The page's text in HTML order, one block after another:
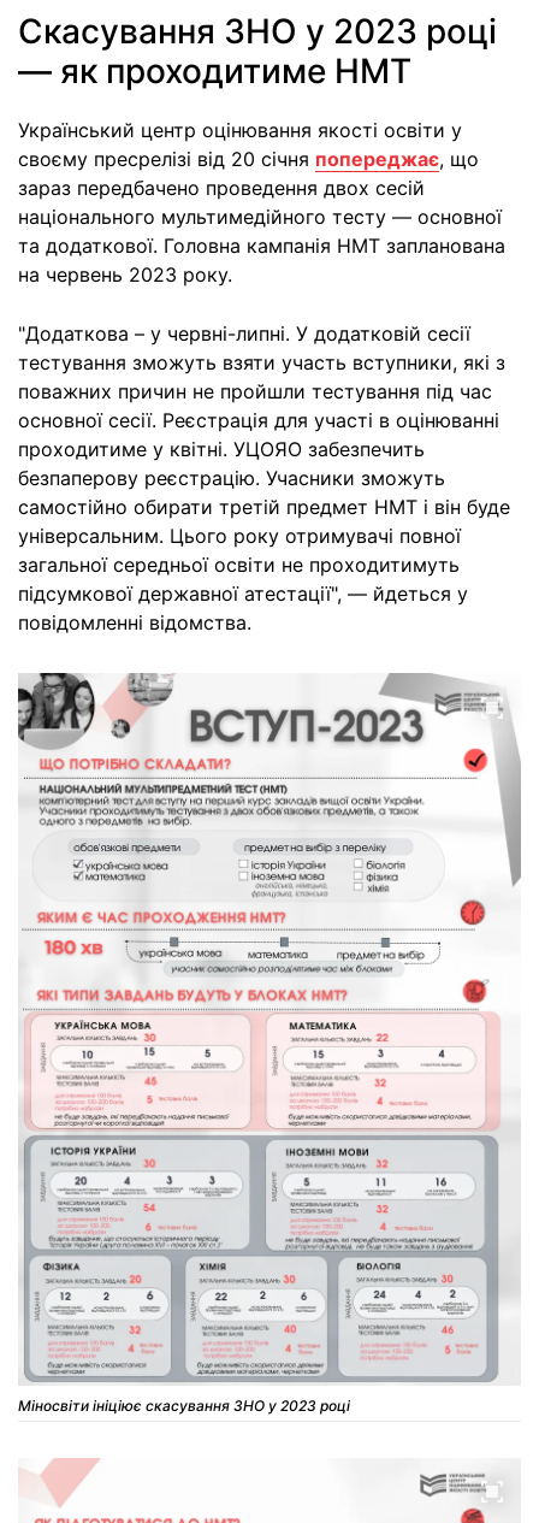
Скасування ЗНО у 2023 році
— як проходитиме НМТ
Український центр оцінювання якості освіти у
своєму пресрелізі від 20 січня попереджає, що
зараз передбачено проведення двох сесій
національного мультимедійного тесту — основної
та додаткової. Головна кампанія НМТ запланована
на червень 2023 року.
"Додаткова – у червні-липні. У додатковій сесії
тестування зможуть взяти участь вступники, які з
поважних причин не пройшли тестування під час
основної сесії. Реєстрація для участі в оцінюванні
проходитиме у квітні. УЦОЯО забезпечить
безпаперову реєстрацію. Учасники зможуть
самостійно обирати третій предмет НМТ і він буде
універсальним. Цього року отримувачі повної
загальної середньої освіти не проходитимуть
підсумкової державної атестації", — йдеться у
повідомленні відомства.
Міносвіти ініціює скасування ЗНО у 2023 році